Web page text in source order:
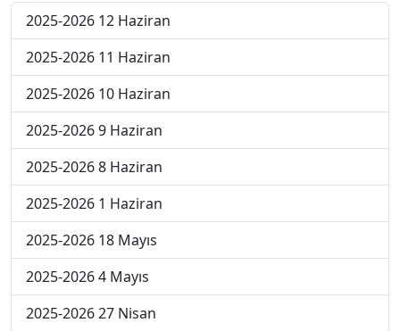
2025-2026 12 Haziran
2025-2026 11 Haziran
2025-2026 10 Haziran
2025-2026 9 Haziran
2025-2026 8 Haziran
2025-2026 1 Haziran
2025-2026 18 Mayıs
2025-2026 4 Mayıs
2025-2026 27 Nisan